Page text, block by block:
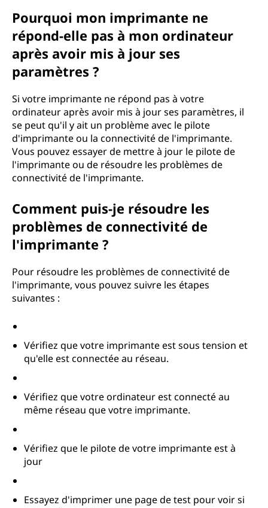
Pourquoi mon imprimante ne
répond-elle pas à mon ordinateur
après avoir mis à jour ses
paramètres ?
Si votre imprimante ne répond pas à votre
ordinateur après avoir mis à jour ses paramètres, il
se peut qu'il y ait un problème avec le pilote
d'imprimante ou la connectivité de l'imprimante.
Vous pouvez essayer de mettre à jour le pilote de
l'imprimante ou de résoudre les problèmes de
connectivité de l'imprimante.
Comment puis-je résoudre les
problèmes de connectivité de
l'imprimante ?
Pour résoudre les problèmes de connectivité de
l'imprimante, vous pouvez suivre les étapes
suivantes :
Vérifiez que votre imprimante est sous tension et
qu'elle est connectée au réseau.
Vérifiez que votre ordinateur est connecté au
même réseau que votre imprimante.
Vérifiez que le pilote de votre imprimante est à
jour
Essayez d'imprimer une page de test pour voir si